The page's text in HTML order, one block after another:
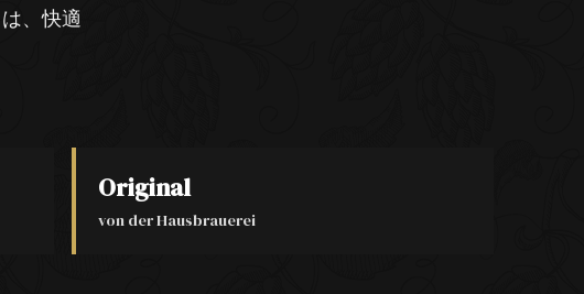
は、快適
Original
von der Hausbrauerei